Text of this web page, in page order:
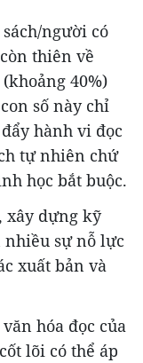
người có
thiên về
40%)
số này chỉ
hành vi đọc
tự nhiên chứ
học bắt buộc.
xây dựng kỹ
nhiều sự nỗ lực
xuất bản và
hóa đọc của
lõi có thể áp